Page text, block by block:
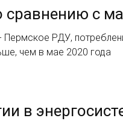
сравнению с
РДУ,
чем в мае 2020 года
в